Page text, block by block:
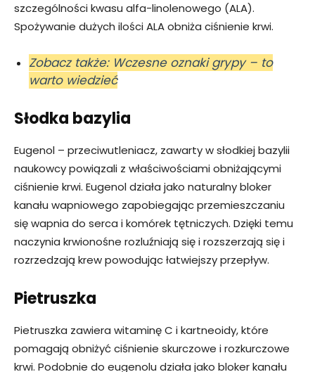
szczególności kwasu alfa-linolenowego (ALA).
Spożywanie dużych ilości ALA obniża ciśnienie krwi.
Zobacz także: Wczesne oznaki grypy – to
warto wiedzieć
Słodka bazylia
Eugenol – przeciwutleniacz, zawarty w słodkiej bazylii
naukowcy powiązali z właściwościami obniżającymi
ciśnienie krwi. Eugenol działa jako naturalny bloker
kanału wapniowego zapobiegając przemieszczaniu
się wapnia do serca i komórek tętniczych. Dzięki temu
naczynia krwionośne rozluźniają się i rozszerzają się i
rozrzedzają krew powodując łatwiejszy przepływ.
Pietruszka
Pietruszka zawiera witaminę C i kartneoidy, które
pomagają obniżyć ciśnienie skurczowe i rozkurczowe
krwi. Podobnie do eugenolu działa jako bloker kanału